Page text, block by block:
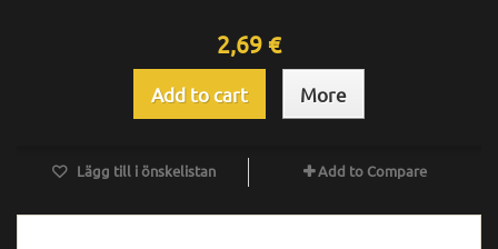
2,69 €
Add to cart More
Lägg till i önskelistan Add to Compare